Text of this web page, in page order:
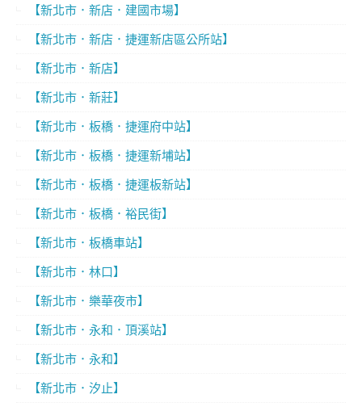
【新北市．新店．建國市場】
【新北市．新店．捷運新店區公所站】
【新北市．新店】
【新北市．新莊】
【新北市．板橋．捷運府中站】
【新北市．板橋．捷運新埔站】
【新北市．板橋．捷運板新站】
【新北市．板橋．裕民街】
【新北市．板橋車站】
【新北市．林口】
【新北市．樂華夜市】
【新北市．永和．頂溪站】
【新北市．永和】
【新北市．汐止】